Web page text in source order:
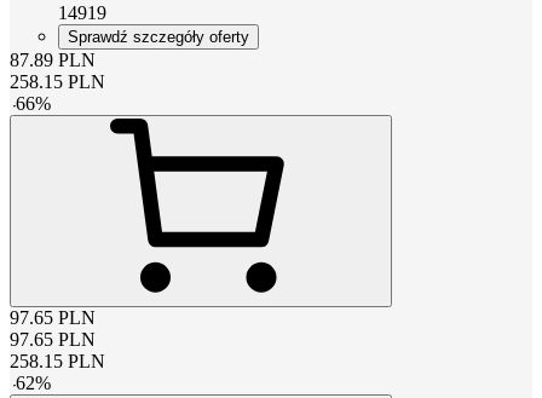
14919
Sprawdź szczegóły oferty
87.89 PLN
258.15 PLN
-66%
97.65 PLN
97.65 PLN
258.15 PLN
-62%